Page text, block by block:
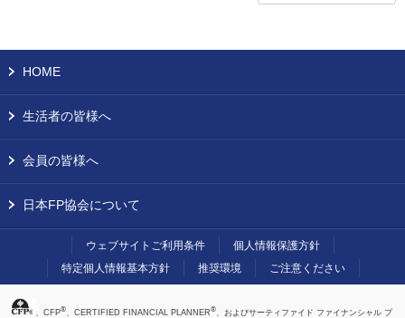
HOME
生活者の皆様へ
会員の皆様へ
日本FP協会について
ウェブサイトご利用条件
個人情報保護方針
特定個人情報基本方針
推奨環境 ご注意ください
、CFP®、CERTIFIED FINANCIAL PLANNER®、およびサーティファイド ファイナンシャル プ